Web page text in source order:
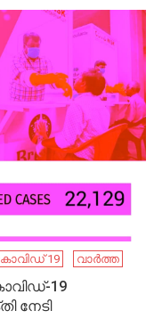
19 വാർത്ത
19
നേടി